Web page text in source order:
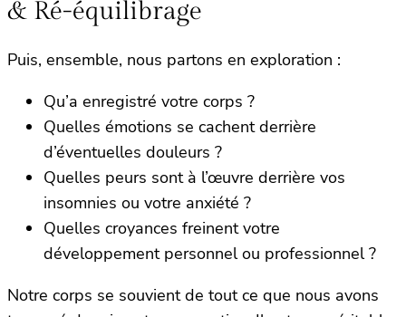
& Ré-équilibrage
Puis, ensemble, nous partons en exploration :
Qu’a enregistré votre corps ?
Quelles émotions se cachent derrière
d’éventuelles douleurs ?
Quelles peurs sont à l’œuvre derrière vos
insomnies ou votre anxiété ?
Quelles croyances freinent votre
développement personnel ou professionnel ?
Notre corps se souvient de tout ce que nous avons